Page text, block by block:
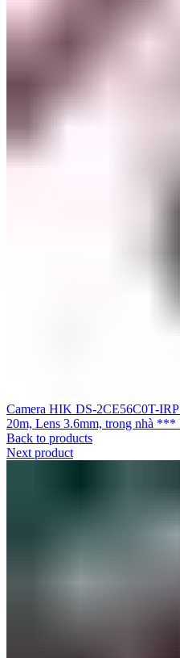
Camera HIK DS-2CE56C0T-
20m, Lens 3.6mm, trong nhà
Back to products
Next product